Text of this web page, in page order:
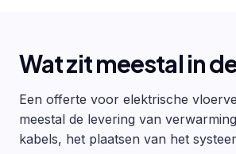
Wat zit meestal in
Een offerte voor elektrische
meestal de levering van
kabels, het plaatsen van het